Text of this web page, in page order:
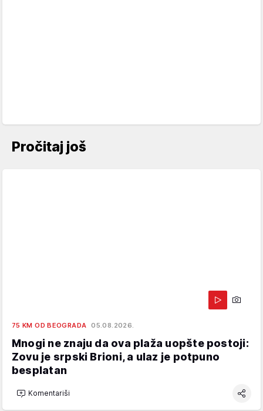
Pročitaj još
75 KM OD BEOGRADA 05.08.2026.
Mnogi ne znaju da ova plaža uopšte postoji:
Zovu je srpski Brioni, a ulaz je potpuno
besplatan
Komentariši